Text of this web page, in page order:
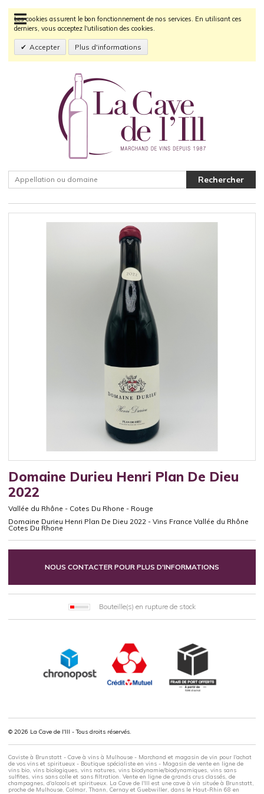
Les cookies assurent le bon fonctionnement de nos services. En utilisant ces
derniers, vous acceptez l'utilisation des cookies.
Accepter Plus d'informations
Domaine Durieu Henri Plan De Dieu
2022
Vallée du Rhône - Cotes Du Rhone - Rouge
Domaine Durieu Henri Plan De Dieu 2022 - Vins France Vallée du Rhône
Cotes Du Rhone
NOUS CONTACTER POUR PLUS D'INFORMATIONS
Bouteille(s) en rupture de stock
© 2026 La Cave de l'Ill - Tous droits réservés.
Caviste à Brunstatt - Cave à vins à Mulhouse - Marchand et magasin de vin pour l'achat
de vos vins et spiritueux - Boutique spécialiste en vins - Magasin de vente en ligne de
vins bio, vins biologiques, vins natures, vins biodynamie/biodynamiques, vins sans
sulfites, vins sans colle et sans filtration. Vente en ligne de grands crus classés, de
champagnes, d'alcools et spiritueux. La Cave de l'Ill est une cave à vin située à Brunstatt,
proche de Mulhouse, Colmar, Thann, Cernay et Guebwiller, dans le Haut-Rhin 68 en